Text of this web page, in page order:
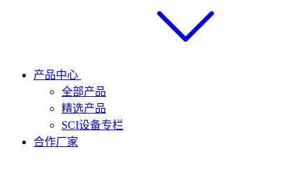
产品中心
全部产品
精选产品
SCI设备专栏
合作厂家